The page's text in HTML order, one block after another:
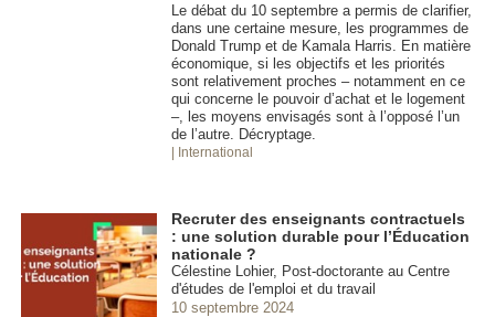
Le débat du 10 septembre a permis de clarifier,
dans une certaine mesure, les programmes de
Donald Trump et de Kamala Harris. En matière
économique, si les objectifs et les priorités
sont relativement proches – notamment en ce
qui concerne le pouvoir d’achat et le logement
–, les moyens envisagés sont à l’opposé l’un
de l’autre. Décryptage.
| International
Recruter des enseignants contractuels
: une solution durable pour l’Éducation
nationale ?
Célestine Lohier, Post-doctorante au Centre
d'études de l'emploi et du travail
10 septembre 2024